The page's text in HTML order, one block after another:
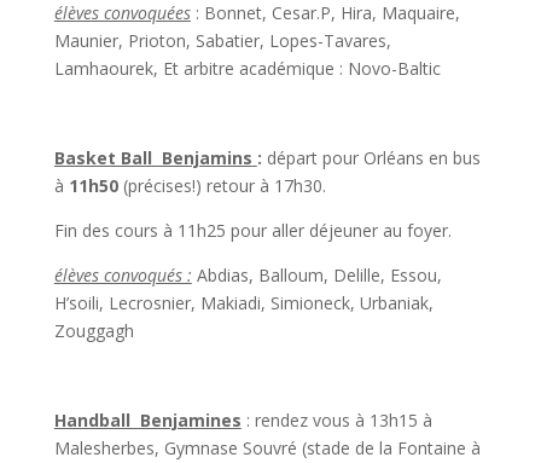
élèves convoquées: Bonnet, Cesar.P, Hira, Maquaire,
Maunier, Prioton, Sabatier, Lopes-Tavares,
Lamhaourek, Et arbitre académique : Novo-Baltic
Basket Ball Benjamins : départ pour Orléans en bus
à 11h50(précises!) retour à 17h30.
Fin des cours à 11h25 pour aller déjeuner au foyer.
élèves convoqués : Abdias, Balloum, Delille, Essou,
H’soili, Lecrosnier, Makiadi, Simioneck, Urbaniak,
Zouggagh
Handball Benjamines : rendez vous à 13h15 à
Malesherbes, Gymnase Souvré (stade de la Fontaine à